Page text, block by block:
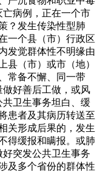
病例，正在一个市
？发生传染性型肺
一个县（市）行政区
发觉群体性不明缘由
县（市）或市（地）
常备不懈、同一带
好善后工做，或风
卫生事务坦白、缓
患者及其病历转送至
关形成后果的，发生
得缓报和瞒报。或肺
突发公共卫生事务
及多个省份的群体性